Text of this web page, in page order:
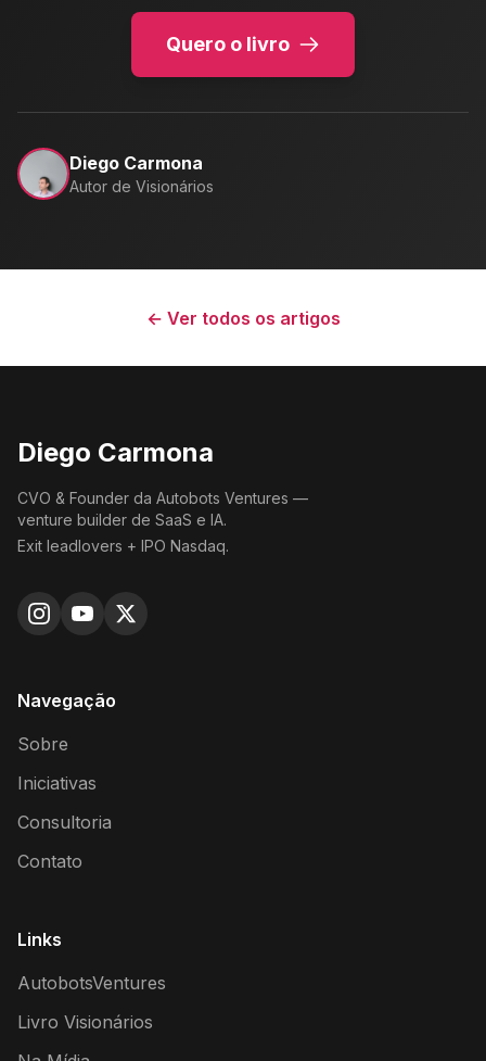
Quero o livro
Diego Carmona
Autor de Visionários
← Ver todos os artigos
Diego Carmona
CVO & Founder da Autobots Ventures —
venture builder de SaaS e IA.
Exit leadlovers + IPO Nasdaq.
Navegação
Sobre
Iniciativas
Consultoria
Contato
Links
AutobotsVentures
Livro Visionários